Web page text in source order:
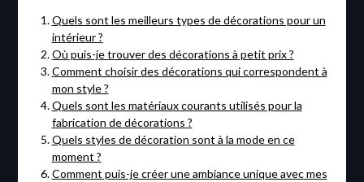
Quels sont les meilleurs types de décorations pour un
intérieur ?
Où puis-je trouver des décorations à petit prix ?
Comment choisir des décorations qui correspondent à
mon style ?
Quels sont les matériaux courants utilisés pour la
fabrication de décorations ?
Quels styles de décoration sont à la mode en ce
moment ?
Comment puis-je créer une ambiance unique avec mes